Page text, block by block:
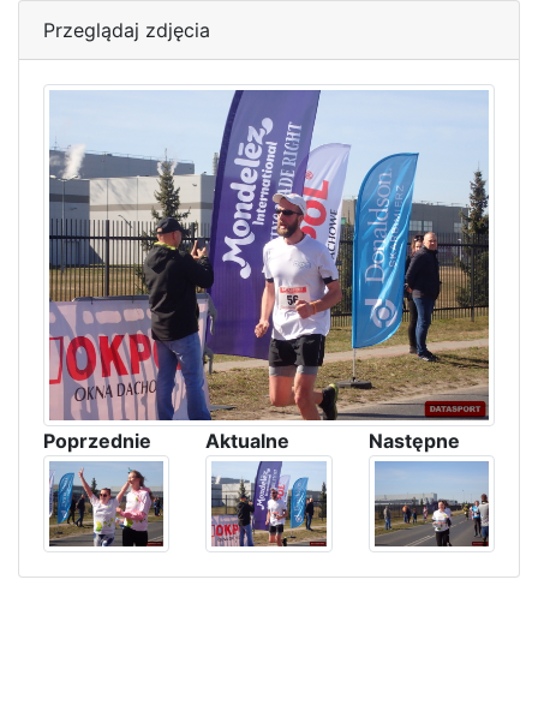
Przeglądaj zdjęcia
Poprzednie Aktualne Następne